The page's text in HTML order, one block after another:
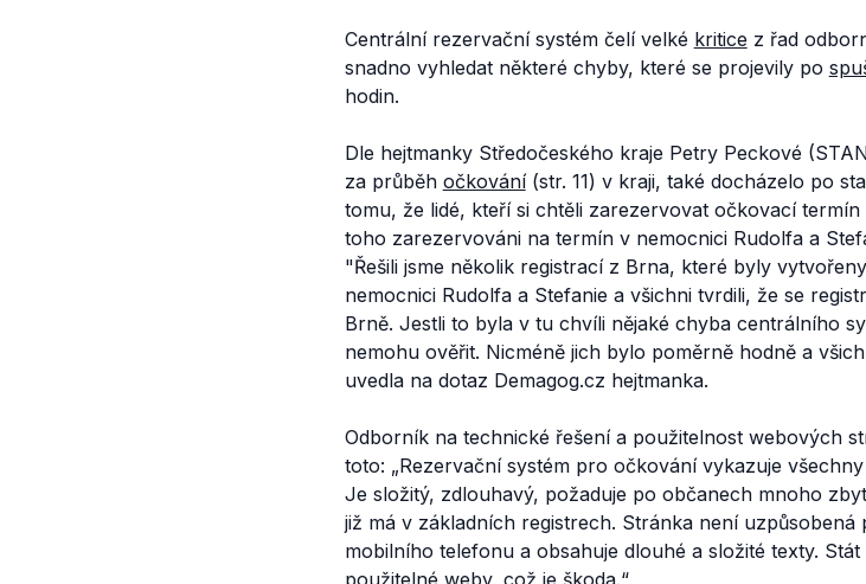
Centrální rezervační systém čelí velké kritice z řad
snadno vyhledat některé chyby, které se projevily po
hodin.
Dle hejtmanky Středočeského kraje Petry Peckové
za průběh očkování(str. 11) v kraji, také docházelo po
tomu, že lidé, kteří si chtěli zarezervovat očkovací
toho zarezervováni na termín v nemocnici Rudolfa a
"Řešili jsme několik registrací z Brna, které byly
nemocnici Rudolfa a Stefanie a všichni tvrdili, že se
Brně. Jestli to byla v tu chvíli nějaké chyba centrálního
nemohu ověřit. Nicméně jich bylo poměrně hodně a
uvedla na dotaz Demagog.cz hejtmanka.
Odborník na technické řešení a použitelnost webových
toto: „Rezervační systém pro očkování vykazuje
Je složitý, zdlouhavý, požaduje po občanech mnoho
již má v základních registrech. Stránka není
mobilního telefonu a obsahuje dlouhé a složité texty.
použitelné weby, což je škoda.“